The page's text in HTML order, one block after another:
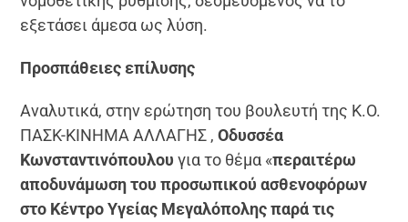
εξετάσει άμεσα ως λύση.
Προσπάθειες επίλυσης
Αναλυτικά, στην ερώτηση του βουλευτή της Κ.Ο.
ΠΑΣΚ-ΚΙΝΗΜΑ ΑΛΛΑΓΗΣ ,Οδυσσέα
Κωνσταντινόπουλου για το θέμα «περαιτέρω
αποδυνάμωση του προσωπικού ασθενοφόρων
στο Κέντρο Υγείας Μεγαλόπολης παρά τις